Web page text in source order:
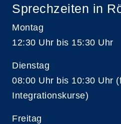
Sprechzeiten in
Montag
12:30 Uhr bis 15:30 Uhr
Dienstag
08:00 Uhr bis 10:30 Uhr
Integrationskurse)
Freitag